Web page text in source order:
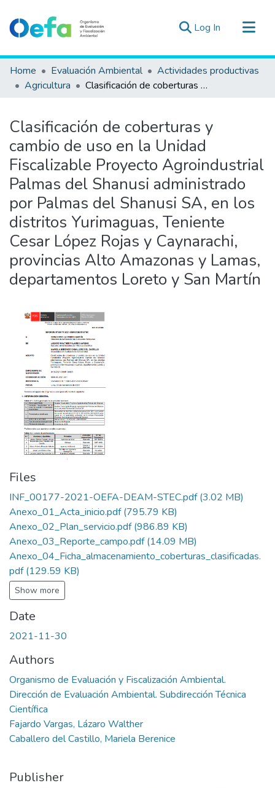
Log In (current)
Communities & Collections
All of DSpace
Estad. Externas
Guias ▾
Home Evaluación Ambiental
Actividades productivas
Agricultura
Clasificación de coberturas y cambio de uso en la Unidad Fiscalizable Proyecto Agroindustrial Palmas del Shanusi administrado por Palmas del Shanusi SA, en los distritos Yurimaguas, Teniente Cesar López Rojas y Caynarachi, provincias Alto Amazonas y Lamas, departamentos Loreto y San Martín
Clasificación de coberturas y
cambio de uso en la Unidad
Fiscalizable Proyecto Agroindustrial
Palmas del Shanusi administrado
por Palmas del Shanusi SA, en los
distritos Yurimaguas, Teniente
Cesar López Rojas y Caynarachi,
provincias Alto Amazonas y Lamas,
departamentos Loreto y San Martín
Files
INF_00177-2021-OEFA-DEAM-STEC.pdf(3.02 MB)
Anexo_01_Acta_inicio.pdf(795.79 KB)
Anexo_02_Plan_servicio.pdf(986.89 KB)
Anexo_03_Reporte_campo.pdf(14.09 MB)
Anexo_04_Ficha_almacenamiento_coberturas_clasificadas.
pdf(129.59 KB)
Show more
Date
2021-11-30
Authors
Organismo de Evaluación y Fiscalización Ambiental.
Dirección de Evaluación Ambiental. Subdirección Técnica
Científica
Fajardo Vargas, Lázaro Walther
Caballero del Castillo, Mariela Berenice
Publisher